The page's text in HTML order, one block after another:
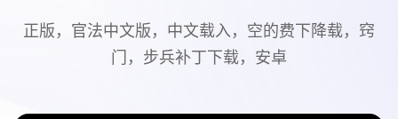
正版，官法中文版，中文载入，空的费下降载，窍
门，步兵补丁下载，安卓